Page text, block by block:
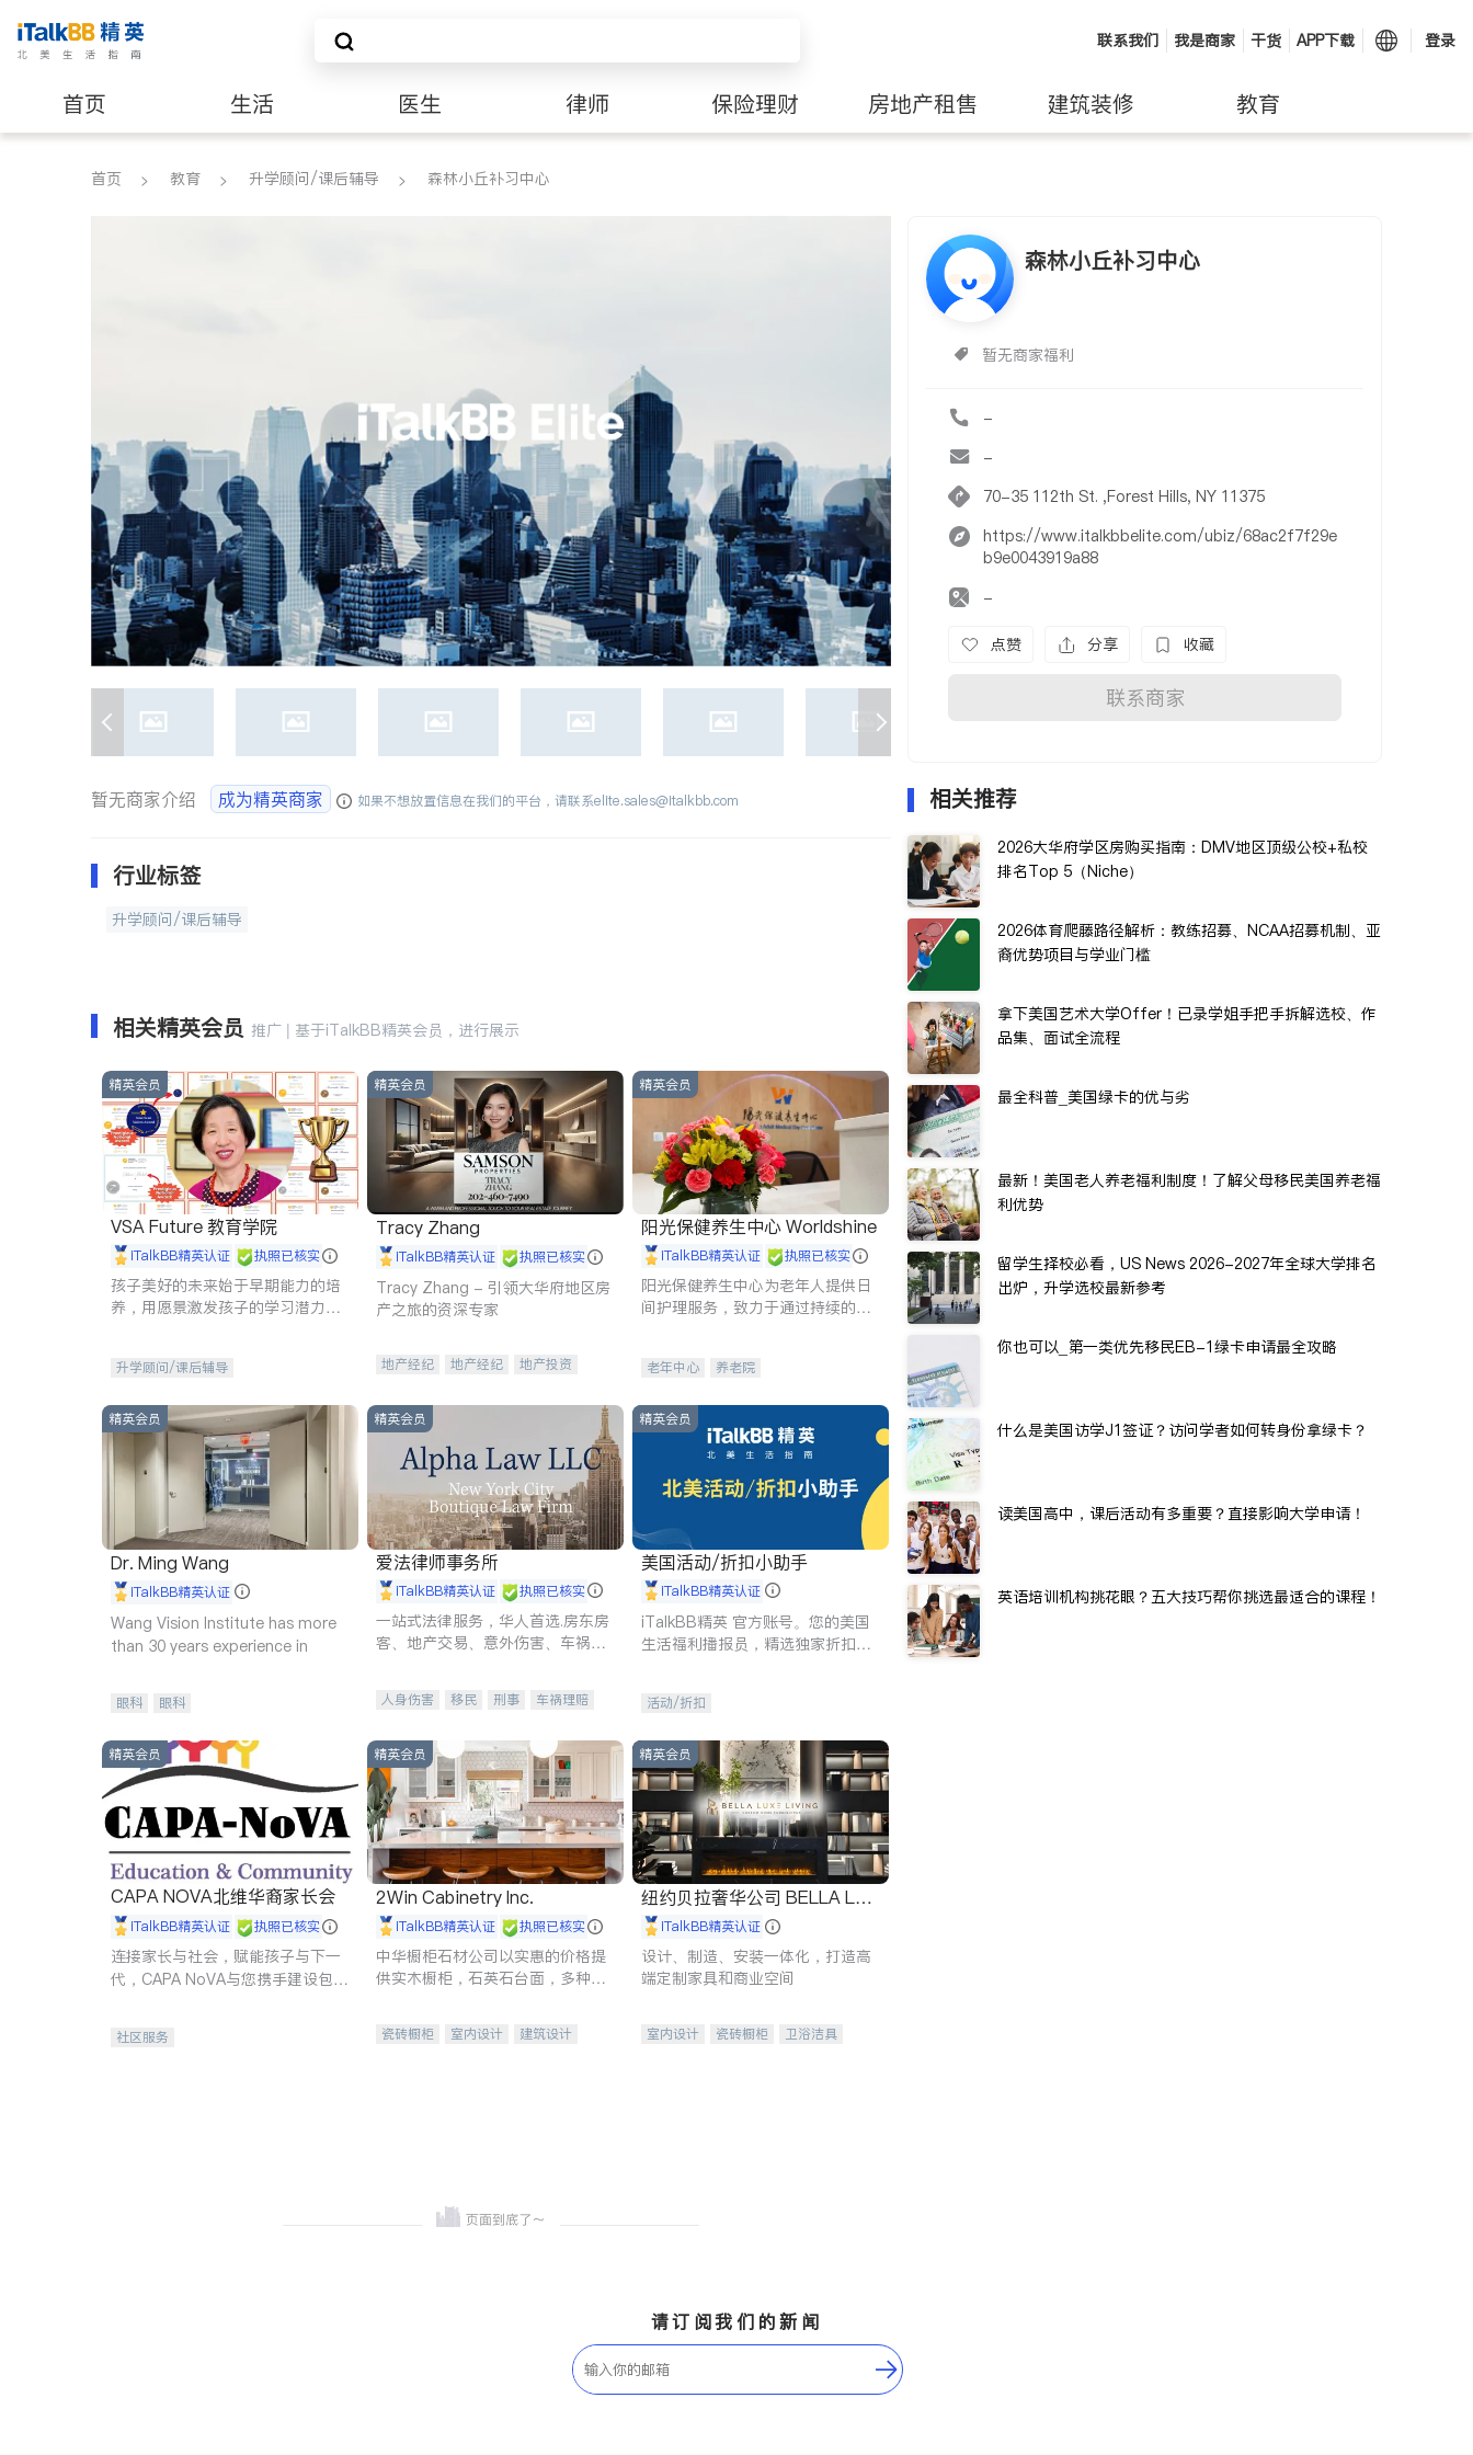
联系我们 我是商家 干货 APP下载 登录
首页 生活 医生 律师 保险理财 房地产租售 建筑装修 教育
养老 非盈利组织
首页 教育 升学顾问/课后辅导 森林小丘补习中心
森林小丘补习中心
暂无商家福利
-
-
70-35 112th St. ,Forest Hills, NY 11375
https://www.italkbbelite.com/ubiz/68ac2f7f29e
b9e0043919a88
-
点赞 分享 收藏
联系商家
暂无商家介绍 成为精英商家 如果不想放置信息在我们的平台，请联系elite.sales@italkbb.com
行业标签
升学顾问/课后辅导
相关精英会员 推广 | 基于iTalkBB精英会员，进行展示
精英会员
VSA Future 教育学院
iTalkBB精英认证 执照已核实
孩子美好的未来始于早期能力的培
养，用愿景激发孩子的学习潜力和
升学顾问/课后辅导
精英会员
Tracy Zhang
iTalkBB精英认证 执照已核实
Tracy Zhang - 引领大华府地区房
产之旅的资深专家
地产经纪 地产经纪
地产投资
精英会员
阳光保健养生中心 Worldshine
iTalkBB精英认证 执照已核实
阳光保健养生中心为老年人提供日
间护理服务，致力于通过持续的护
老年中心 养老院
精英会员
Dr. Ming Wang
iTalkBB精英认证
Wang Vision Institute has more
than 30 years experience in
眼科 眼科
精英会员
爱法律师事务所
iTalkBB精英认证 执照已核实
一站式法律服务，华人首选.房东房
客、地产交易、意外伤害、车祸重
人身伤害 移民 刑事
车祸理赔
商标注册
索赔 律师-其它 保释
精英会员
美国活动/折扣小助手
iTalkBB精英认证
iTalkBB精英 官方账号。您的美国
生活福利播报员，精选独家折扣、
活动/折扣
精英会员
CAPA NOVA北维华裔家长会
iTalkBB精英认证 执照已核实
连接家长与社会，赋能孩子与下一
代，CAPA NoVA与您携手建设包
社区服务
精英会员
2Win Cabinetry Inc.
iTalkBB精英认证 执照已核实
中华橱柜石材公司以实惠的价格提
供实木橱柜，石英石台面，多种优
机。品质厨房，家的选择。
瓷砖橱柜 室内设计
建筑设计
精英会员
纽约贝拉奢华公司 BELLA LUX
E iTalkBB精英认证
设计、制造、安装一体化，打造高
端定制家具和商业空间
室内设计 瓷砖橱柜
卫浴洁具
相关推荐
2026大华府学区房购买指南：DMV地区顶级公校+私校
排名Top 5（Niche）
2026体育爬藤路径解析：教练招募、NCAA招募机制、亚
裔优势项目与学业门槛
拿下美国艺术大学Offer！已录学姐手把手拆解选校、作
品集、面试全流程
最全科普_美国绿卡的优与劣
最新！美国老人养老福利制度！了解父母移民美国养老福
利优势
留学生择校必看，US News 2026-2027年全球大学排名
出炉，升学选校最新参考
你也可以_第一类优先移民EB-1绿卡申请最全攻略
什么是美国访学J1签证？访问学者如何转身份拿绿卡？
读美国高中，课后活动有多重要？直接影响大学申请！
英语培训机构挑花眼？五大技巧帮你挑选最适合的课程！
请订阅我们的新闻